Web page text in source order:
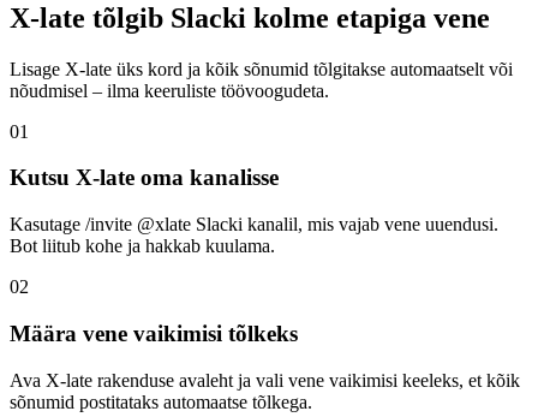
X-late tõlgib Slacki kolme etapiga vene
Lisage X-late üks kord ja kõik sõnumid tõlgitakse automaatselt või
nõudmisel – ilma keeruliste töövoogudeta.
01
Kutsu X-late oma kanalisse
Kasutage /invite @xlate Slacki kanalil, mis vajab vene uuendusi.
Bot liitub kohe ja hakkab kuulama.
02
Määra vene vaikimisi tõlkeks
Ava X-late rakenduse avaleht ja vali vene vaikimisi keeleks, et kõik
sõnumid postitataks automaatse tõlkega.